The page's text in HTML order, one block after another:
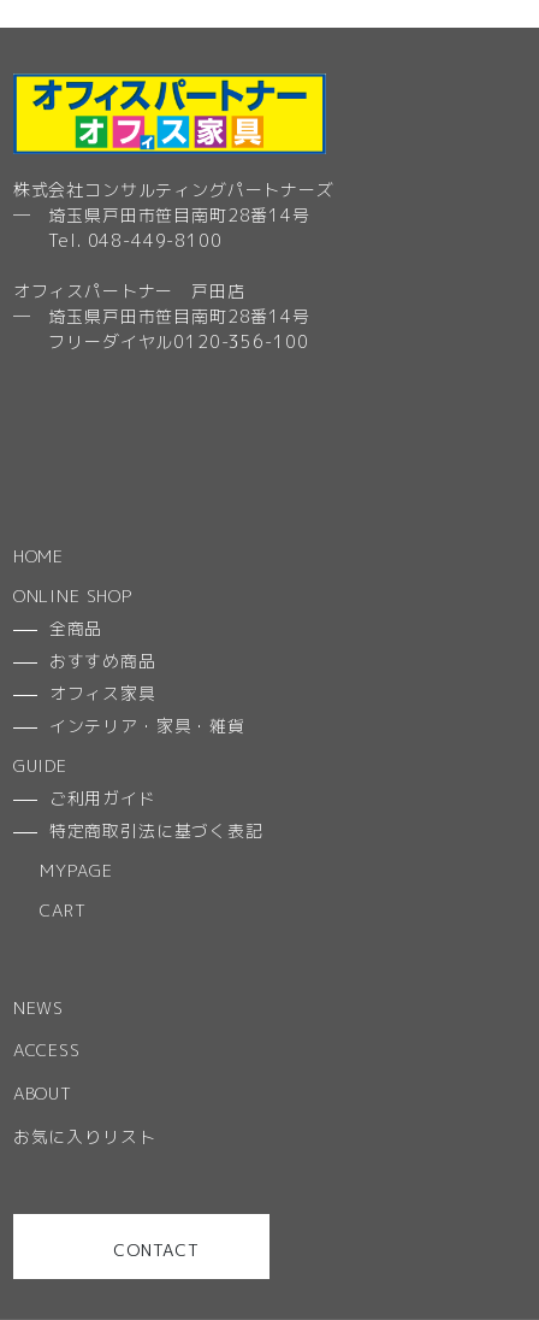
株式会社コンサルティングパートナーズ
─ 埼玉県戸田市笹目南町28番14号
Tel. 048-449-8100
オフィスパートナー 戸田店
─ 埼玉県戸田市笹目南町28番14号
フリーダイヤル0120-356-100
HOME
ONLINE SHOP
全商品
おすすめ商品
オフィス家具
インテリア・家具・雑貨
GUIDE
ご利用ガイド
特定商取引法に基づく表記
MYPAGE
CART
NEWS
ACCESS
ABOUT
お気に入りリスト
CONTACT